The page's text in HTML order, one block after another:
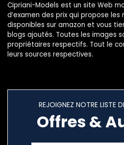
Cipriani-Models est un site Web
d’examen des prix qui propose
disponibles sur amazon et vous
blogs ajoutés. Toutes les images
propriétaires respectifs. Tout le
leurs sources respectives.
REJOIGNEZ NOTRE LISTE
Offres &